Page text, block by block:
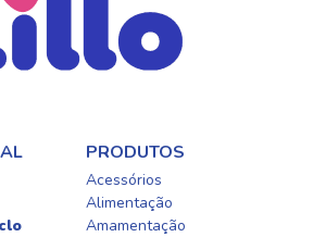
PRODUTOS
Acessórios
Alimentação
Amamentação